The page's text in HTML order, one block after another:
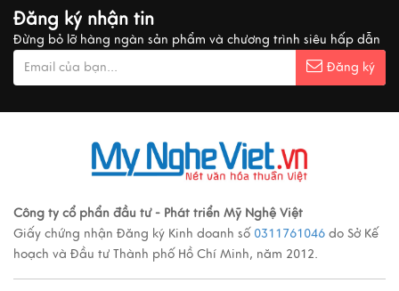
Xem thêm
Ý nghĩa cảnh vật Tranh sơn mài
Các loại tranh sơn mài nổi tiếng
Xem thêm
Đăng ký nhận tin
Đừng bỏ lỡ hàng ngàn sản phẩm và chương trình siêu hấp dẫn
Đăng ký
Công ty cổ phẩn đầu tư - Phát triển Mỹ Nghệ Việt
Giấy chứng nhận Đăng ký Kinh doanh số 0311761046 do Sở Kế
hoạch và Đầu tư Thành phố Hồ Chí Minh, năm 2012.